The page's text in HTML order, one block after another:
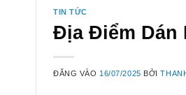
TIN TỨC
Địa Điểm Dán
ĐĂNG VÀO 16/07/2025 BỞI